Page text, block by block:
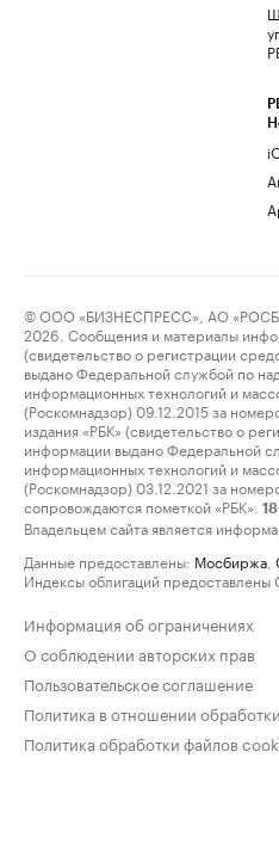
© ООО «БИЗНЕСПРЕСС», АО
2026. Сообщения и материалы
(свидетельство о регистрации
выдано Федеральной службой по
информационных технологий и
(Роскомнадзор) 09.12.2015 за
издания «РБК» (свидетельство о
информации выдано Федеральной
информационных технологий и
(Роскомнадзор) 03.12.2021 за
сопровождаются пометкой «РБК».
Владельцем сайта является
Данные предоставлены: Мосбиржа
Индексы облигаций предоставлены
Информация об ограничениях
О соблюдении авторских прав
Пользовательское соглашение
Политика в отношении
Политика обработки файлов